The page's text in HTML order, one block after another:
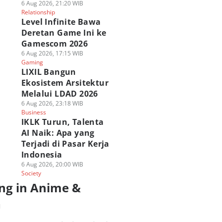
6 Aug 2026, 21:20 WIB
Relationship
Level Infinite Bawa
Deretan Game Ini ke
Gamescom 2026
6 Aug 2026, 17:15 WIB
Gaming
LIXIL Bangun
Ekosistem Arsitektur
Melalui LDAD 2026
6 Aug 2026, 23:18 WIB
Business
IKLK Turun, Talenta
AI Naik: Apa yang
Terjadi di Pasar Kerja
Indonesia
6 Aug 2026, 20:00 WIB
Society
in Anime &